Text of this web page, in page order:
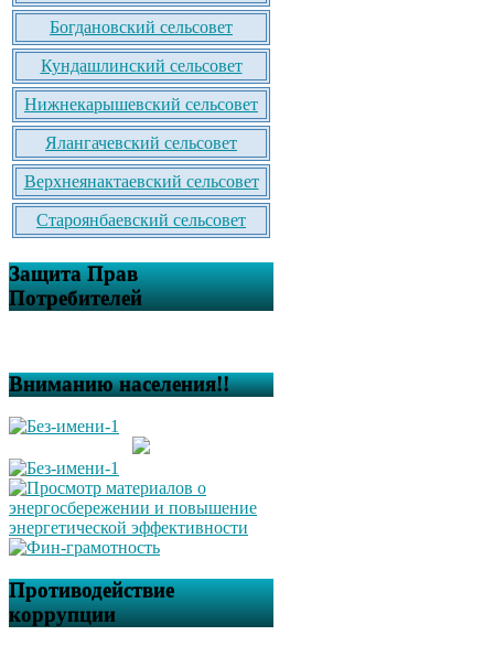
Богдановский сельсовет
Кундашлинский сельсовет
Нижнекарышевский сельсовет
Ялангачевский сельсовет
Верхнеянактаевский сельсовет
Староянбаевский сельсовет
Защита Прав
Потребителей
Вниманию населения!!
Противодействие
коррупции